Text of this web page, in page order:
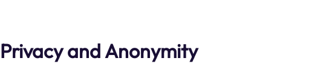
and Anonymity